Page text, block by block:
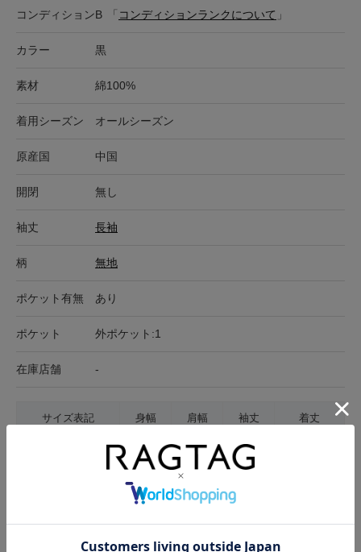
コンディションB 「 コンディションランクについて 」
カラー 黒
素材 綿100%
着用シーズン オールシーズン
原産国 中国
開閉 無し
袖丈 長袖
柄 無地
ポケット有無 あり
ポケット 外ポケット:1
在庫店舗 -
サイズ表記 身幅 肩幅 袖丈 着丈
53cm 43cm 68cm